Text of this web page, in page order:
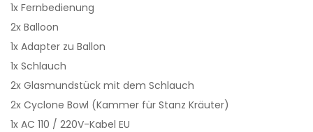
1x Fernbedienung
2x Balloon
1x Adapter zu Ballon
1x Schlauch
2x Glasmundstück mit dem Schlauch
2x Cyclone Bowl (Kammer für Stanz Kräuter)
1x AC 110 / 220V-Kabel EU